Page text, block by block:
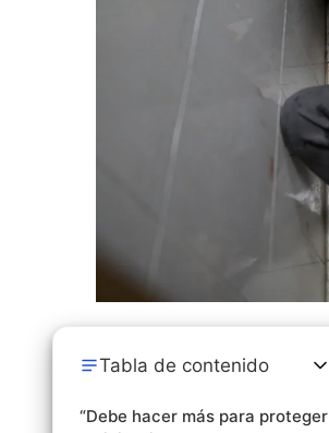
Tabla de contenido
“Debe hacer más para proteger